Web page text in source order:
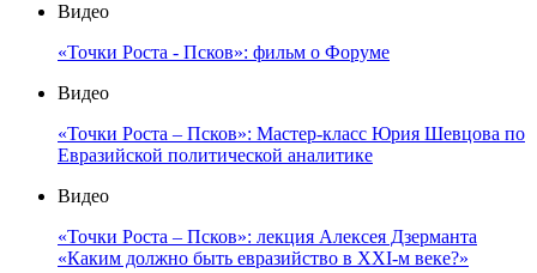
Видео
«Точки Роста - Псков»: фильм о Форуме
Видео
«Точки Роста – Псков»: Мастер-класс Юрия Шевцова по
Евразийской политической аналитике
Видео
«Точки Роста – Псков»: лекция Алексея Дзерманта
«Каким должно быть евразийство в XXI-м веке?»